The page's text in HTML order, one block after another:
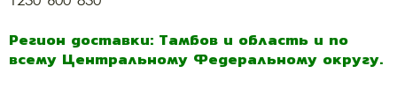
Регион доставки: Тамбов и область и по
всему Центральному Федеральному округу.